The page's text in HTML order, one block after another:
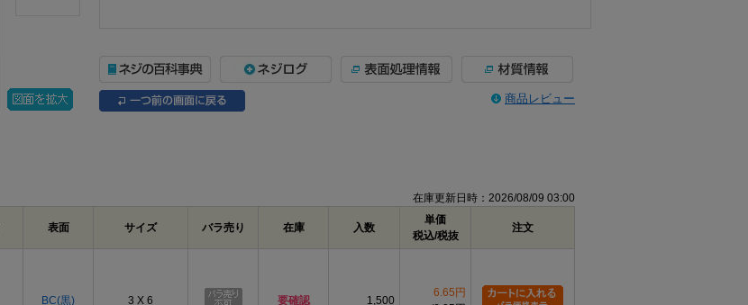
商品レビュー
在庫更新日時：2026/08/09 03:00
表面 サイズ バラ売り 在庫 入数
単価
税込/税抜
注文
BC(黒) 3 X 6 要確認 1,500
6.65円